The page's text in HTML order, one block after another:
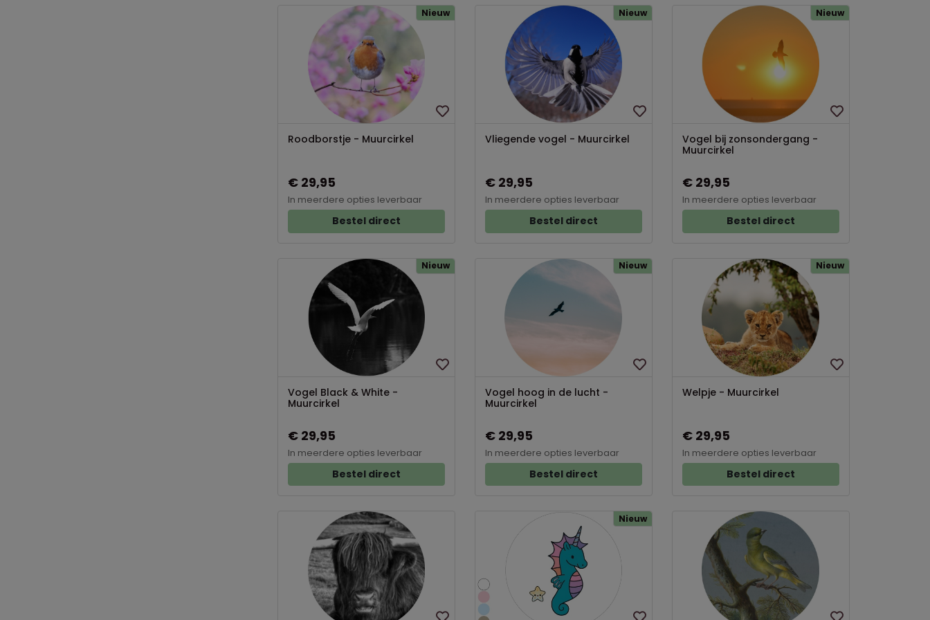
Nieuw
Roodborstje - Muurcirkel
€ 29,95
In meerdere opties leverbaar
Bestel direct
Nieuw
Vliegende vogel - Muurcirkel
€ 29,95
In meerdere opties leverbaar
Bestel direct
Nieuw
Vogel bij zonsondergang -
Muurcirkel
€ 29,95
In meerdere opties leverbaar
Bestel direct
Nieuw
Vogel Black & White -
Muurcirkel
€ 29,95
In meerdere opties leverbaar
Bestel direct
Nieuw
Vogel hoog in de lucht -
Muurcirkel
€ 29,95
In meerdere opties leverbaar
Bestel direct
Nieuw
Welpje - Muurcirkel
€ 29,95
In meerdere opties leverbaar
Bestel direct
Nieuw